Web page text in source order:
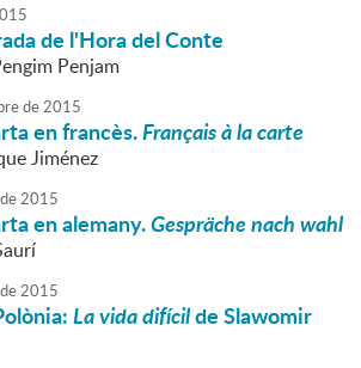
de l'Hora del Conte
Penjam
de2015
en francès.Français à la carte
Jiménez
de2015
en alemany.Gespräche nach wahl
de2015
La vida difícilde Slawomir